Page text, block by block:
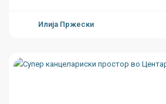
Илија Пржески